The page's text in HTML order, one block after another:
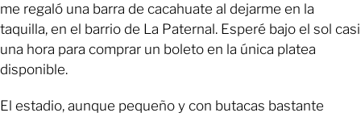
me regaló una barra de cacahuate al dejarme en la
taquilla, en el barrio de La Paternal. Esperé bajo el sol casi
una hora para comprar un boleto en la única platea
disponible.
El estadio, aunque pequeño y con butacas bastante